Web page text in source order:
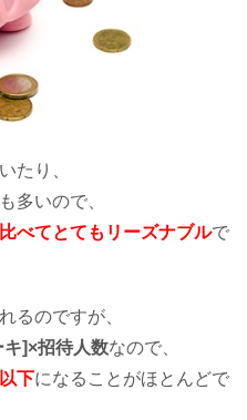
たり、
多いので、
べてとてもリーズナブルで
るのですが、
キ]×招待人数なので、
下になることがほとんどで